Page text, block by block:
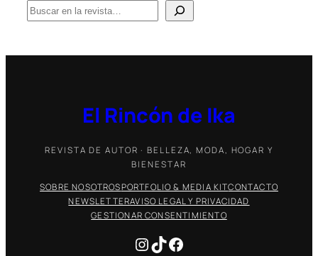
B
u
c
El Rincón de Ika
REVISTA DE AUTOR · BELLEZA, MODA, HOGAR Y
BIENESTAR
SOBRE NOSOTROSPORTFOLIO & MEDIA KITCONTACTO
NEWSLETTERAVISO LEGAL Y PRIVACIDAD
GESTIONAR CONSENTIMIENTO
Instagram
TikTokFacebook